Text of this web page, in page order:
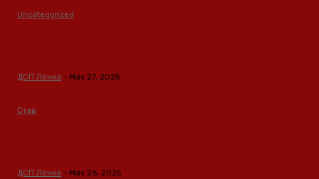
Uncategorized
ДСП Ленка - May 27, 2025
Став
ДСП Ленка - May 26, 2025